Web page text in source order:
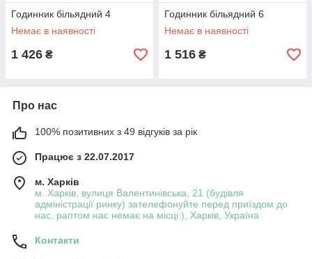
Годинник більядний 4
Немає в наявності
1 426 ₴
Годинник більядний 6
Немає в наявності
1 516 ₴
Про нас
100% позитивних з 49 відгуків за рік
Працює з 22.07.2017
м. Харків
м. Харків, вулиця Валентинівська, 21 (будівля
адміністрації ринку) зателефонуйте перед приїздом до
нас, раптом нас немає на місці:), Харків, Україна
Контакти